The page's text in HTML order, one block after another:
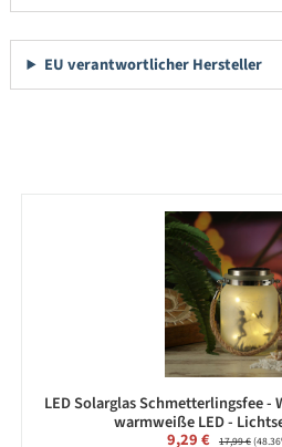
EU verantwortlicher Hersteller
LED Solarglas Schmetterlingsfee
warmweiße LED -
Verkaufspreis:
9,29 € Regulärer
17,99 €